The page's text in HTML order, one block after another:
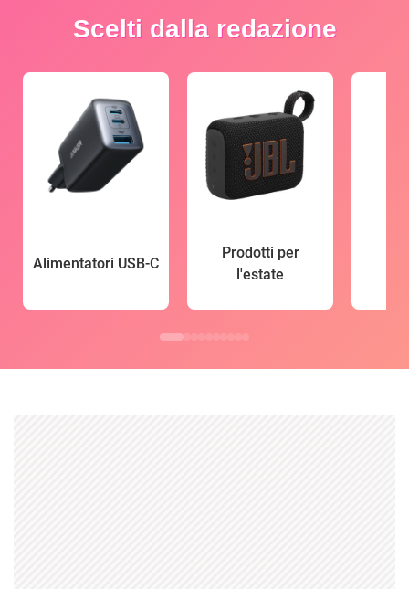
Scelti dalla redazione
Alimentatori USB-C
Prodotti per
l'estate